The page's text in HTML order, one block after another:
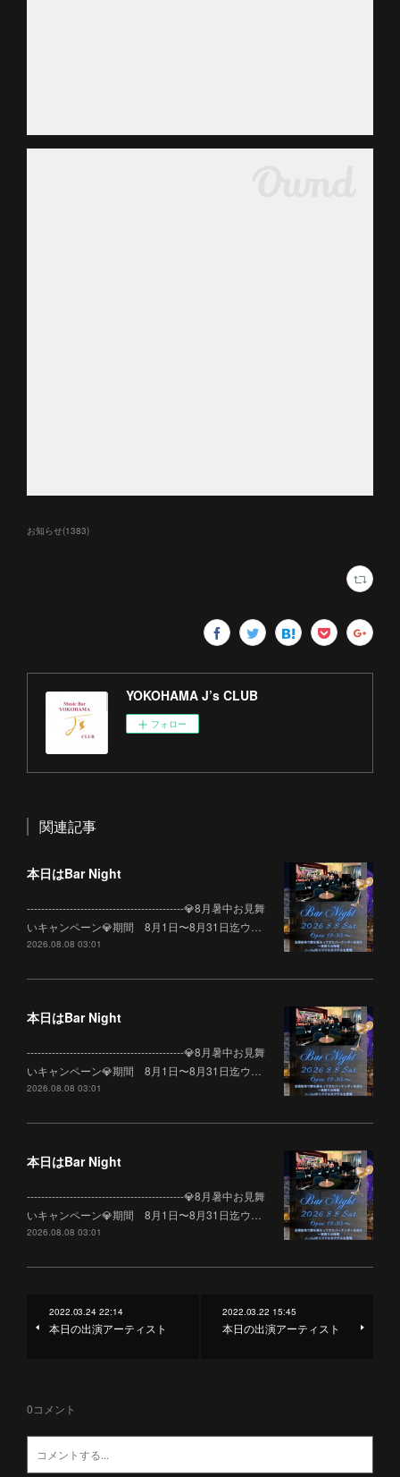
お知らせ(1383)
YOKOHAMA J’s CLUB
フォロー
関連記事
本日はBar Night
--------------------------------------------💎8月暑中お見舞
いキャンペーン💎期間 8月1日〜8月31日迄ウ…
2026.08.08 03:01
本日はBar Night
--------------------------------------------💎8月暑中お見舞
いキャンペーン💎期間 8月1日〜8月31日迄ウ…
2026.08.08 03:01
本日はBar Night
--------------------------------------------💎8月暑中お見舞
いキャンペーン💎期間 8月1日〜8月31日迄ウ…
2026.08.08 03:01
2022.03.24 22:14
本日の出演アーティスト
2022.03.22 15:45
本日の出演アーティスト
0コメント